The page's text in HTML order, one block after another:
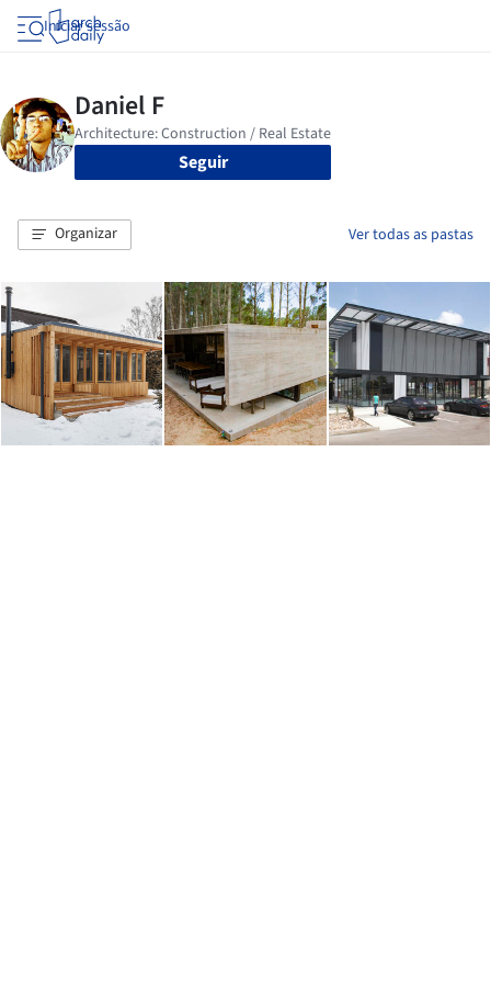
Iniciar sessão
Seguir
Organizar Ver todas as pastas